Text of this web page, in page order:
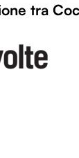
tra